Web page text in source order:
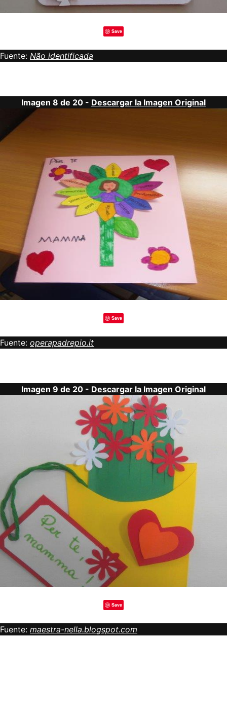
Save
Fuente: Não identificada
Imagen 8 de 20 - Descargar la Imagen Original
Save
Fuente: operapadrepio.it
Imagen 9 de 20 - Descargar la Imagen Original
Save
Fuente: maestra-nella.blogspot.com